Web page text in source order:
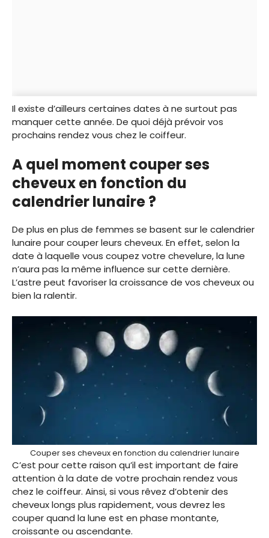
Il existe d’ailleurs certaines dates à ne surtout pas
manquer cette année. De quoi déjà prévoir vos
prochains rendez vous chez le coiffeur.
A quel moment couper ses
cheveux en fonction du
calendrier lunaire ?
De plus en plus de femmes se basent sur le calendrier
lunaire pour couper leurs cheveux. En effet, selon la
date à laquelle vous coupez votre chevelure, la lune
n’aura pas la même influence sur cette dernière.
L’astre peut favoriser la croissance de vos cheveux ou
bien la ralentir.
Couper ses cheveux en fonction du calendrier lunaire
C’est pour cette raison qu’il est important de faire
attention à la date de votre prochain rendez vous
chez le coiffeur. Ainsi, si vous rêvez d’obtenir des
cheveux longs plus rapidement, vous devrez les
couper quand la lune est en phase montante,
croissante ou ascendante.